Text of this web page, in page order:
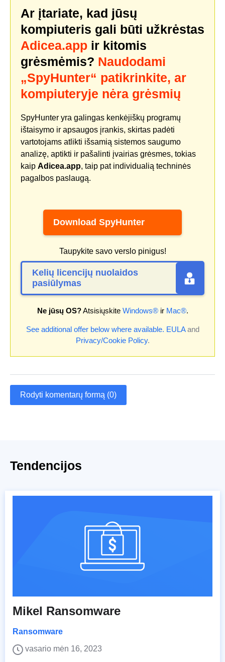
Ar įtariate, kad jūsų
kompiuteris gali būti užkrėstas
Adicea.app ir kitomis
grėsmėmis? Naudodami
„SpyHunter“ patikrinkite, ar
kompiuteryje nėra grėsmių
SpyHunter yra galingas kenkėjiškų programų
ištaisymo ir apsaugos įrankis, skirtas padėti
vartotojams atlikti išsamią sistemos saugumo
analizę, aptikti ir pašalinti įvairias grėsmes, tokias
kaip Adicea.app, taip pat individualią techninės
pagalbos paslaugą.
Download SpyHunter
Taupykite savo verslo pinigus!
Kelių licencijų nuolaidos
pasiūlymas
Ne jūsų OS?Atsisiųskite Windows®ir Mac®.
See additional offer below where available. EULAand
Privacy/Cookie Policy.
Rodyti komentarų formą (0)
Tendencijos
Mikel Ransomware
Ransomware
vasario mėn 16, 2023